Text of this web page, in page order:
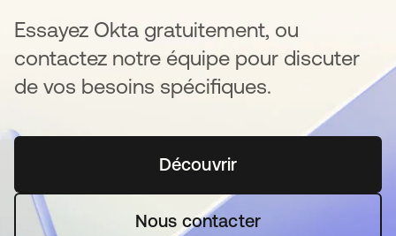
Essayez Okta gratuitement, ou
contactez notre équipe pour discuter
de vos besoins spécifiques.
Découvrirs’ouvre dans un nouvel
Nous contacter